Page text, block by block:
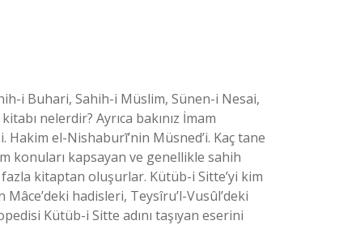
i Buhari, Sahih-i Müslim, Sünen-i Nesai,
nelerdir? Ayrıca bakınız İmam
Hakim el-Nishaburī’nin Müsned’i. Kaç tane
konuları kapsayan ve genellikle sahih
fazla kitaptan oluşurlar. Kütüb-i Sitte’yi kim
hadisleri, Teysîru’l-Vusûl’deki
Kütüb-i Sitte adını taşıyan eserini